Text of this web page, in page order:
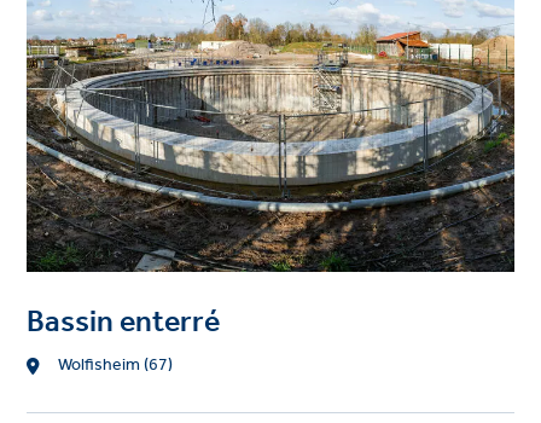
Bassin enterré
Location
Wolfisheim (67)